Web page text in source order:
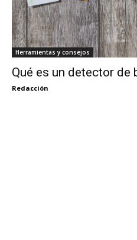
Herramientas y consejos
Qué es un detector
Redacción